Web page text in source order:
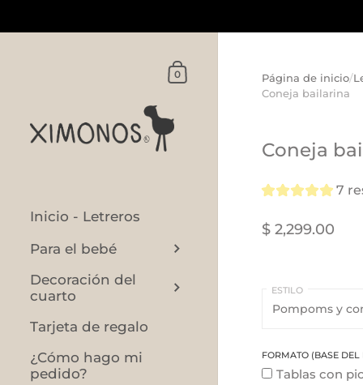
Carrito
0
Inicio - Letreros
Para el bebé
Decoración del
cuarto
Tarjeta de regalo
¿Cómo hago mi
pedido?
Página de inicio/
Coneja bailarina
Coneja
7
$ 2,299.00
ESTILO
FORMATO (BASE DEL
del
letrero)
Tablas con